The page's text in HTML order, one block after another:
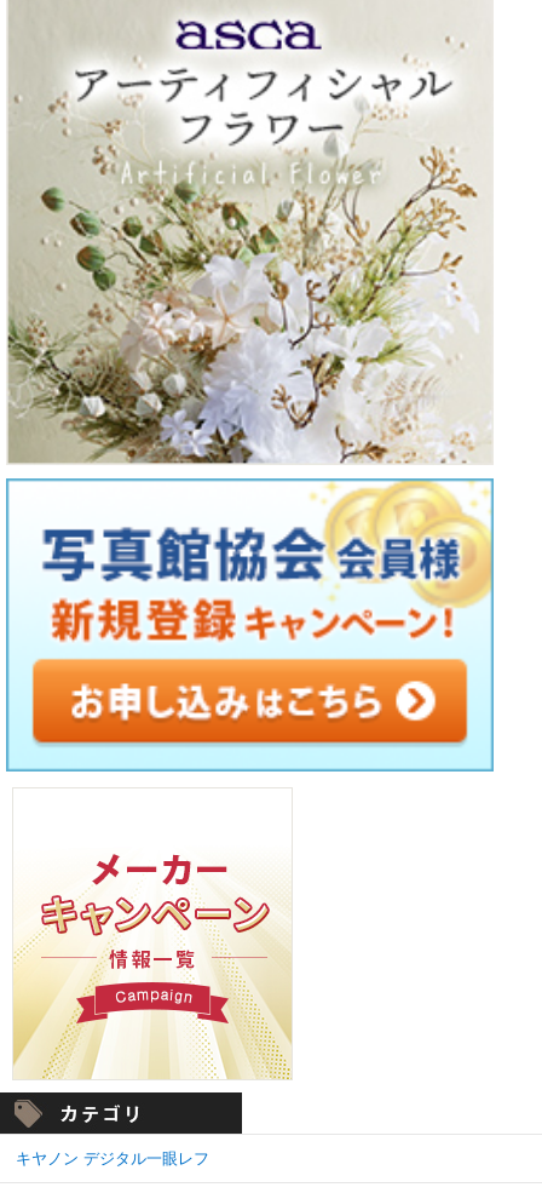
キヤノン デジタル一眼レフ